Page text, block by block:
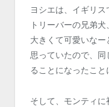
ヨシエは、イギリ
トリーバーの兄弟犬
大きくて可愛いな
思っていたので、同
ることになったこと
そして、モンティ